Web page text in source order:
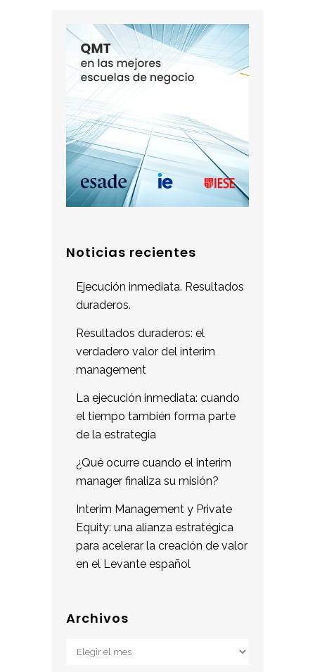
Noticias recientes
Ejecución inmediata. Resultados
duraderos.
Resultados duraderos: el
verdadero valor del interim
management
La ejecución inmediata: cuando
el tiempo también forma parte
de la estrategia
¿Qué ocurre cuando el interim
manager finaliza su misión?
Interim Management y Private
Equity: una alianza estratégica
para acelerar la creación de valor
en el Levante español
Archivos
Archivos